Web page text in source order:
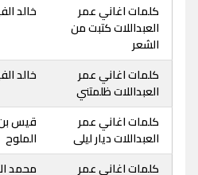
كلمات اغاني عمر
العبداللات كتبت من
الشعر
خالد
كلمات اغاني عمر
العبداللات ظلمتني
خالد
كلمات اغاني عمر
العبداللات ديار ليلى
قيس
الملوح
كلمات اغاني عمر محمد